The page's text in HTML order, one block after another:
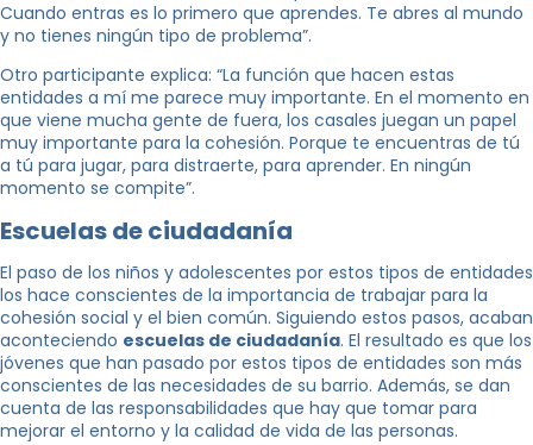
Cuando entras es lo primero que aprendes. Te abres al mundo
y no tienes ningún tipo de problema”.
Otro participante explica: “La función que hacen estas
entidades a mí me parece muy importante. En el momento en
que viene mucha gente de fuera, los casales juegan un papel
muy importante para la cohesión. Porque te encuentras de tú
a tú para jugar, para distraerte, para aprender. En ningún
momento se compite”.
Escuelas de ciudadanía
El paso de los niños y adolescentes por estos tipos de entidades
los hace conscientes de la importancia de trabajar para la
cohesión social y el bien común. Siguiendo estos pasos, acaban
aconteciendo escuelas de ciudadanía. El resultado es que los
jóvenes que han pasado por estos tipos de entidades son más
conscientes de las necesidades de su barrio. Además, se dan
cuenta de las responsabilidades que hay que tomar para
mejorar el entorno y la calidad de vida de las personas.